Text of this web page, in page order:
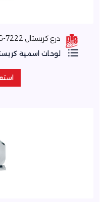
درع كريستال 7222-G
لوحات اسمية